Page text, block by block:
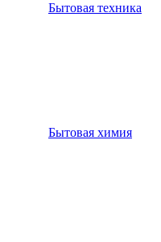
Бытовая техника
Бытовая химия